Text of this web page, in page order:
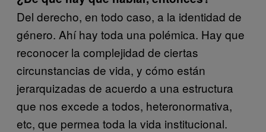
Del derecho, en todo caso, a la identidad de
género. Ahí hay toda una polémica. Hay que
reconocer la complejidad de ciertas
circunstancias de vida, y cómo están
jerarquizadas de acuerdo a una estructura
que nos excede a todos, heteronormativa,
etc, que permea toda la vida institucional.